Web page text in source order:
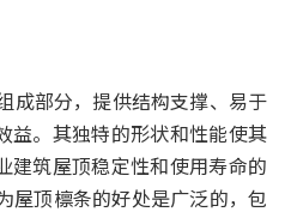
成部分，提供结构支撑、易于
益。其独特的形状和性能使其
建筑屋顶稳定性和使用寿命的
屋顶檩条的好处是广泛的，包